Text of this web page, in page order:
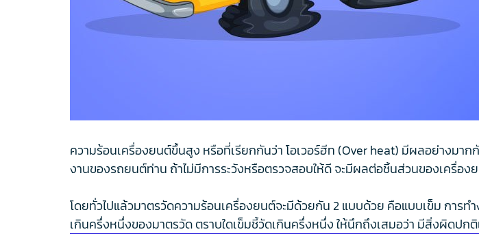
ความร้อนเครื่องยนต์ขึ้นสูง หรือที่เรียกกันว่า โอเวอร์ฮีท (Over heat) มีผลอย่างมา
งานของรถยนต์ท่าน ถ้าไม่มีการระวังหรือตรวจสอบให้ดี จะมีผลต่อชิ้นส่วนของเครื่
โดยทั่วไปแล้วมาตรวัดความร้อนเครื่องยนต์จะมีด้วยกัน 2 แบบด้วย คือแบบเข็ม การ
เกินครึ่งหนึ่งของมาตรวัด ตราบใดเข็มชี้วัดเกินครึ่งหนึ่ง ให้นึกถึงเสมอว่า มีสิ่งผิดป